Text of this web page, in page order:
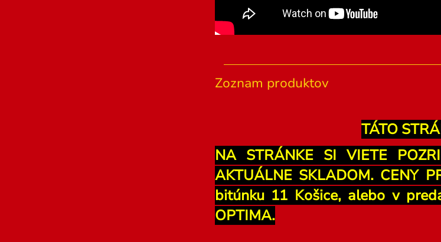
Zoznam produktov
TÁTO
NA STRÁNKE SI VIETE
AKTUÁLNE SKLADOM. CENY
bitúnku 11 Košice, alebo v
OPTIMA.